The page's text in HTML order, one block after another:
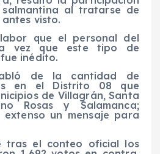
al tratarse de
visto.
que el personal del
vez que este tipo de
inédito.
de la cantidad de
en el Distrito 08 que
de Villagrán, Santa
Rosas y Salamanca;
un mensaje para
tras el conteo oficial los